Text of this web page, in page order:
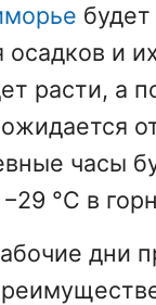
и
расти, а
часы
°С в
дни